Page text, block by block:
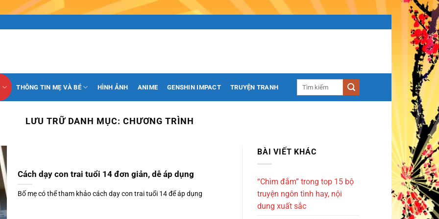
THÔNG TIN MẸ VÀ BÉ HÌNH ẢNH ANIME GENSHIN IMPACT TRUYỆN TRANH
LƯU TRỮ DANH MỤC: CHƯƠNG TRÌNH
Cách dạy con trai tuổi 14 đơn giản, dễ áp dụng
Bố mẹ có thể tham khảo cách dạy con trai tuổi 14 để áp dụng
BÀI VIẾT KHÁC
“Chìm đắm” trong top 15 bộ
truyện ngôn tình hay, nội
dung xuất sắc